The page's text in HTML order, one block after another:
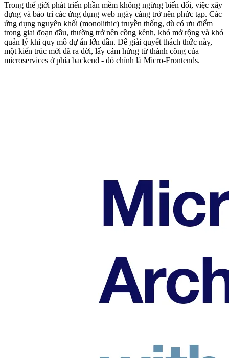
Trong thế giới phát triển phần mềm không ngừng biến đổi, việc xây
dựng và bảo trì các ứng dụng web ngày càng trở nên phức tạp. Các
ứng dụng nguyên khối (monolithic) truyền thống, dù có ưu điểm
trong giai đoạn đầu, thường trở nên cồng kềnh, khó mở rộng và khó
quản lý khi quy mô dự án lớn dần. Để giải quyết thách thức này,
một kiến trúc mới đã ra đời, lấy cảm hứng từ thành công của
microservices ở phía backend - đó chính là Micro-Frontends.